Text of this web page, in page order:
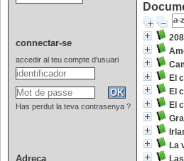
El
El
El
La
connectar-se
accedir al teu compte d'usuari
Has perdut la teva contrasenya ?
Adreça